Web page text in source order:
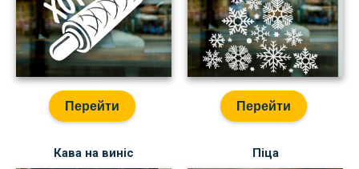
Перейти Перейти
Кава на виніс Піца